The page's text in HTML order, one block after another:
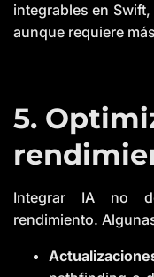
integrables en
aunque requiere
5.
Integrar IA no
rendimiento.